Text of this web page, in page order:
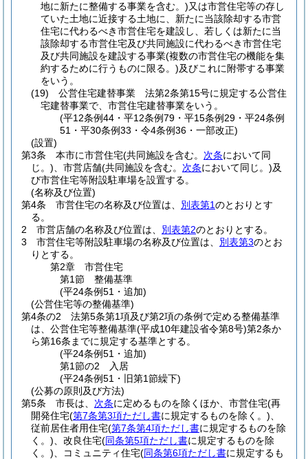
地に新たに整備する事業を含む。)又は市営住宅等の存し
ていた土地に近接する土地に、新たに当該除却する市営
住宅に代わるべき市営住宅を建設し、若しくは新たに当
該除却する市営住宅及び共同施設に代わるべき市営住宅
及び共同施設を建設する事業(複数の市営住宅の機能を集
約するために行うものに限る。)及びこれに附帯する事業
をいう。
(19)
公営住宅建替事業 法第2条第15号に規定する公営住
宅建替事業で、市営住宅建替事業をいう。
(平12条例44・平12条例79・平15条例29・平24条例
51・平30条例33・令4条例36・一部改正)
(設置)
第3条
本市に市営住宅(共同施設を含む。 次条において同
じ。) 、市営店舗(共同施設を含む。 次条において同じ。)及
び市営住宅等附設駐車場を設置する。
(名称及び位置)
第4条
市営住宅の名称及び位置は、 別表第1のとおりとす
る。
2
市営店舗の名称及び位置は、 別表第2のとおりとする。
3
市営住宅等附設駐車場の名称及び位置は、 別表第3のとお
りとする。
第2章
市営住宅
第1節
整備基準
(平24条例51・追加)
(公営住宅等の整備基準)
第4条の2
法第5条第1項及び第2項の条例で定める整備基準
は、公営住宅等整備基準(平成10年建設省令第8号)第2条か
ら第16条までに規定する基準とする。
(平24条例51・追加)
第1節の2
入居
(平24条例51・旧第1節繰下)
(公募の原則及び方法)
第5条
市長は、 次条に定めるものを除くほか、市営住宅(再
開発住宅(第7条第3項ただし書に規定するものを除く。)
従前居住者用住宅(第7条第4項ただし書に規定するものを除
く。) 、改良住宅(同条第5項ただし書に規定するものを除
く。) 、コミュニティ住宅(同条第6項ただし書に規定するも